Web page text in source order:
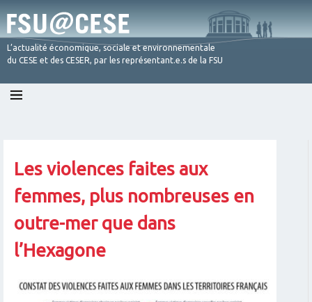
L’actualité économique, sociale et environnementale
du CESE et des CESER, par les représentant.e.s de la FSU
Skip
Les violences faites aux
femmes, plus nombreuses en
outre-mer que dans
l’Hexagone